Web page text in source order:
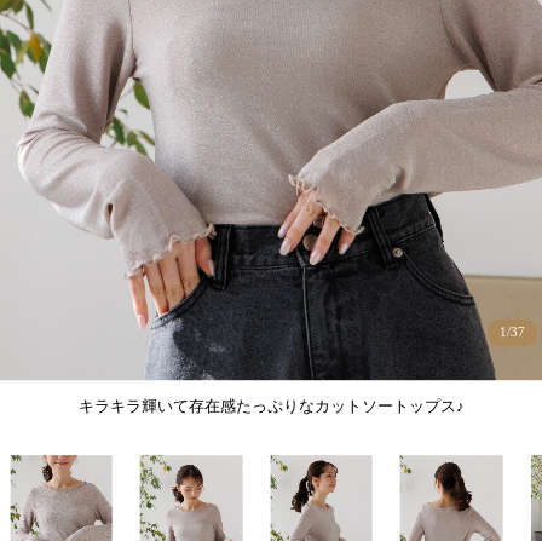
キラキラ輝いて存在感たっぷりなカットソートップス♪
1/37